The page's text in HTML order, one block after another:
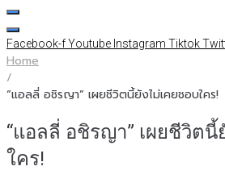
…
Facebook-fYoutube Instagram Tiktok
Home
/
“แอลลี่ อชิรญา” เผยชีวิตนี้ยังไม่เคยชอบใคร!
“แอลลี่ อชิรญา” เผยชีวิตนี้
ใคร!